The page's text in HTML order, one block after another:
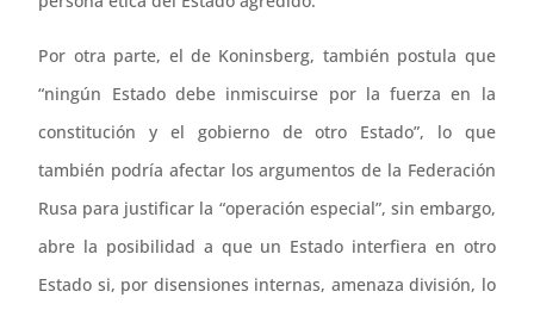
Por otra parte, el de Koninsberg, también postula que
“ningún Estado debe inmiscuirse por la fuerza en la
constitución y el gobierno de otro Estado”, lo que
también podría afectar los argumentos de la Federación
Rusa para justificar la “operación especial”, sin embargo,
abre la posibilidad a que un Estado interfiera en otro
Estado si, por disensiones internas, amenaza división, lo